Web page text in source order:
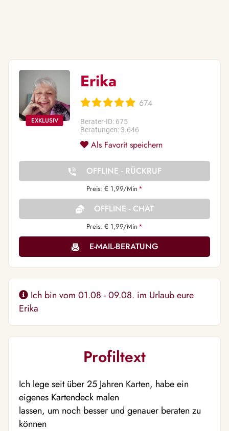
Erika
674
Berater-ID: 675
Beratungen: 3.646
Als Favorit speichern
OFFLINE - RÜCKRUF
Preis: € 1,99/Min *
OFFLINE - CHAT
Preis: € 1,99/Min *
E-MAIL-BERATUNG
Ich bin vom 01.08 - 09.08. im Urlaub eure
Erika
Profiltext
Ich lege seit über 25 Jahren Karten, habe ein
eigenes Kartendeck malen
lassen, um noch besser und genauer beraten zu
können